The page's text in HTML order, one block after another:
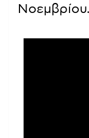
Νοεμβρίου.